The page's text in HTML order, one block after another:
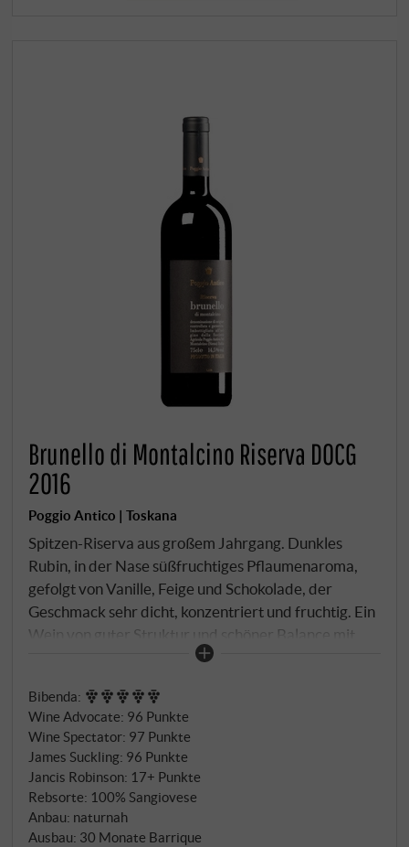
Brunello di Montalcino Riserva DOCG
2016
Poggio Antico | Toskana
Spitzen-Riserva aus großem Jahrgang. Dunkles
Rubin, in der Nase süßfruchtiges Pflaumenaroma,
gefolgt von Vanille, Feige und Schokolade, der
Geschmack sehr dicht, konzentriert und fruchtig. Ein
Wein von guter Struktur und schöner Balance mit
einem bemerkenswerten Abgang.
Bibenda:
Wine Advocate: 96 Punkte
Wine Spectator: 97 Punkte
James Suckling: 96 Punkte
Jancis Robinson: 17+ Punkte
Rebsorte: 100% Sangiovese
Anbau: naturnah
Ausbau: 30 Monate Barrique